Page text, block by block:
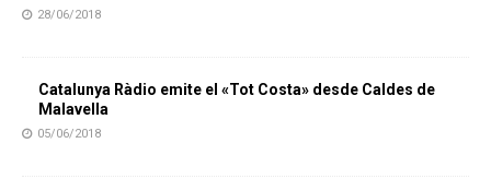
28/06/2018
Catalunya Ràdio emite el «Tot Costa» desde Caldes de
Malavella
05/06/2018